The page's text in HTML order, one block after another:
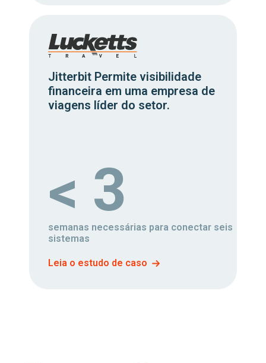
Jitterbit Permite visibilidade
financeira em uma empresa de
viagens líder do setor.
< 3
semanas necessárias para conectar seis
sistemas
Leia o estudo de caso